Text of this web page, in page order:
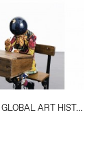
GLOBAL ART HISTORY